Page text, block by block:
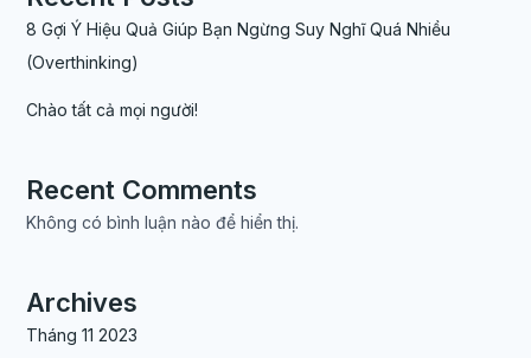
8 Gợi Ý Hiệu Quả Giúp Bạn Ngừng Suy Nghĩ Quá Nhiều
(Overthinking)
Chào tất cả mọi người!
Recent Comments
Không có bình luận nào để hiển thị.
Archives
Tháng 11 2023